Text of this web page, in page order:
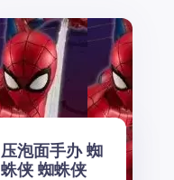
压泡面手办 蜘
蛛侠 蜘蛛侠